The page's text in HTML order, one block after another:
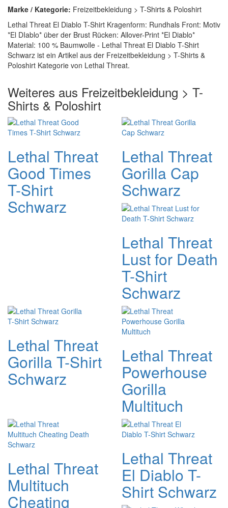
Marke / Kategorie: Freizeitbekleidung > T-Shirts & Poloshirt
Lethal Threat El Diablo T-Shirt Kragenform: Rundhals Front: Motiv
*El DIablo* über der Brust Rücken: Allover-Print *El Diablo*
Material: 100 % Baumwolle - Lethal Threat El Diablo T-Shirt
Schwarz ist ein Artikel aus der Freizeitbekleidung > T-Shirts &
Poloshirt Kategorie von Lethal Threat.
Weiteres aus Freizeitbekleidung > T-
Shirts & Poloshirt
Lethal Threat
Good Times
T-Shirt
Schwarz
Lethal Threat
Gorilla Cap
Schwarz
Lethal Threat
Lust for Death
T-Shirt
Schwarz
Lethal Threat
Gorilla T-Shirt
Schwarz
Lethal Threat
Powerhouse
Gorilla
Multituch
Lethal Threat
Multituch
Cheating
Lethal Threat
El Diablo T-
Shirt Schwarz